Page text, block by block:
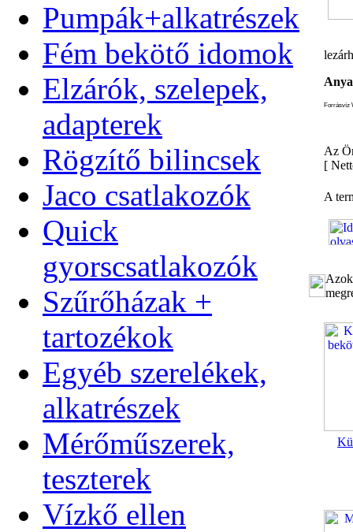
Pumpák+alkatrészek
Fém bekötő idomok
Elzárók, szelepek,
adapterek
Rögzítő bilincsek
Jaco csatlakozók
Quick
gyorscsatlakozók
Szűrőházak +
tartozékok
Egyéb szerelékek,
alkatrészek
Mérőműszerek,
teszterek
Vízkő ellen
Forrásvíz
Az
[
A